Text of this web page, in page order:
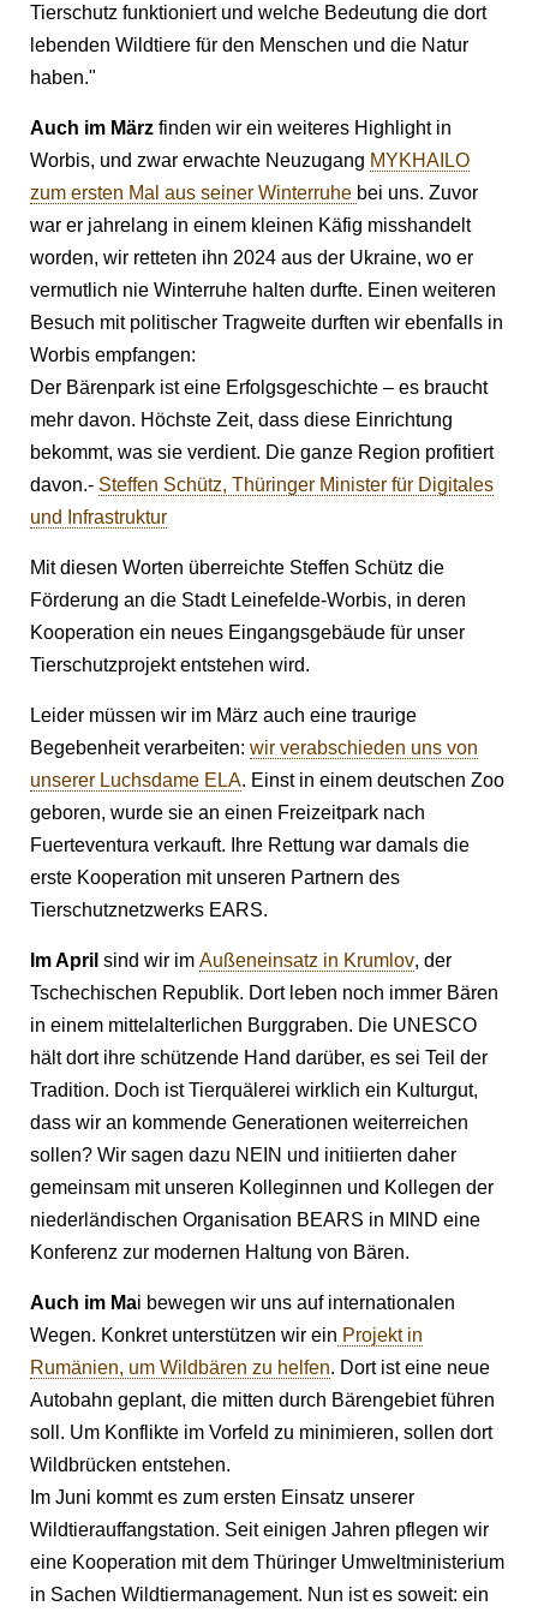
Tierschutz funktioniert und welche Bedeutung die dort
lebenden Wildtiere für den Menschen und die Natur
haben."
Auch im März finden wir ein weiteres Highlight in
Worbis, und zwar erwachte Neuzugang MYKHAILO
zum ersten Mal aus seiner Winterruhe bei uns. Zuvor
war er jahrelang in einem kleinen Käfig misshandelt
worden, wir retteten ihn 2024 aus der Ukraine, wo er
vermutlich nie Winterruhe halten durfte. Einen weiteren
Besuch mit politischer Tragweite durften wir ebenfalls in
Worbis empfangen:
Der Bärenpark ist eine Erfolgsgeschichte – es braucht
mehr davon. Höchste Zeit, dass diese Einrichtung
bekommt, was sie verdient. Die ganze Region profitiert
davon.- Steffen Schütz, Thüringer Minister für Digitales
und Infrastruktur
Mit diesen Worten überreichte Steffen Schütz die
Förderung an die Stadt Leinefelde-Worbis, in deren
Kooperation ein neues Eingangsgebäude für unser
Tierschutzprojekt entstehen wird.
Leider müssen wir im März auch eine traurige
Begebenheit verarbeiten: wir verabschieden uns von
unserer Luchsdame ELA. Einst in einem deutschen Zoo
geboren, wurde sie an einen Freizeitpark nach
Fuerteventura verkauft. Ihre Rettung war damals die
erste Kooperation mit unseren Partnern des
Tierschutznetzwerks EARS.
Im April sind wir im Außeneinsatz in Krumlov, der
Tschechischen Republik. Dort leben noch immer Bären
in einem mittelalterlichen Burggraben. Die UNESCO
hält dort ihre schützende Hand darüber, es sei Teil der
Tradition. Doch ist Tierquälerei wirklich ein Kulturgut,
dass wir an kommende Generationen weiterreichen
sollen? Wir sagen dazu NEIN und initiierten daher
gemeinsam mit unseren Kolleginnen und Kollegen der
niederländischen Organisation BEARS in MIND eine
Konferenz zur modernen Haltung von Bären.
Auch im Mai bewegen wir uns auf internationalen
Wegen. Konkret unterstützen wir ein Projekt in
Rumänien, um Wildbären zu helfen. Dort ist eine neue
Autobahn geplant, die mitten durch Bärengebiet führen
soll. Um Konflikte im Vorfeld zu minimieren, sollen dort
Wildbrücken entstehen.
Im Juni kommt es zum ersten Einsatz unserer
Wildtierauffangstation. Seit einigen Jahren pflegen wir
eine Kooperation mit dem Thüringer Umweltministerium
in Sachen Wildtiermanagement. Nun ist es soweit: ein